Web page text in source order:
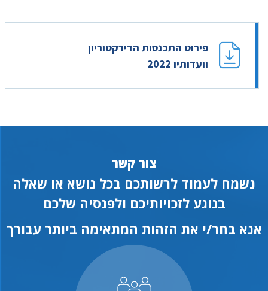
פירוט התכנסות הדירקטוריון
וועדותיו 2022
צור קשר
נשמח לעמוד לרשותכם בכל נושא או שאלה
בנוגע לזכויותיכם ולפנסיה שלכם
אנא בחר/י את הזהות המתאימה ביותר עבורך